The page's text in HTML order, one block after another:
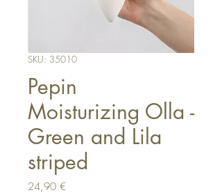
SKU: 35010
Pepin
Moisturizing Olla -
Green and Lila
striped
24,90 €Prezzo